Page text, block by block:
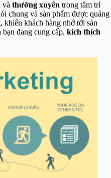
và thường xuyên trong tâm trí
chung và sản phẩm được quảng
, khiến khách hàng nhớtới sản
đang cung cấp, kích thích